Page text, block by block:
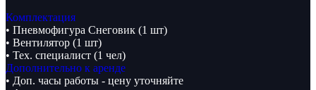
Комплектация
• Пневмофигура Снеговик (1 шт)
• Вентилятор (1 шт)
• Тех. специалист (1 чел)
Дополнительно к аренде
• Доп. часы работы - цену уточняйте